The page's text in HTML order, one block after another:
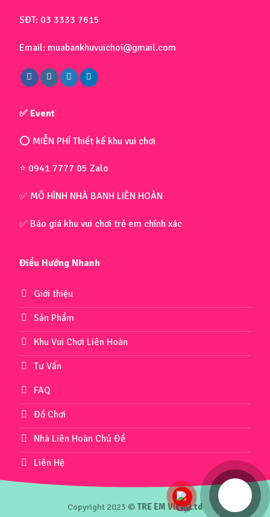
SĐT: 03 3333 7615
Email: muabankhuvuichoi@gmail.com
✅ Event
⭕ MIỄN PHÍ Thiết kế khu vui chơi
⭐ 0941 7777 05 Zalo
✅ MÔ HÌNH NHÀ BANH LIÊN HOÀN
✅ Báo giá khu vui chơi trẻ em chính xác
Điều Hướng Nhanh
Giới thiệu
Sản Phẩm
Khu Vui Chơi Liên Hoàn
Tư Vấn
FAQ
Đồ Chơi
Nhà Liên Hoàn Chủ Đề
Liên Hệ
Copyright 2023 ©TRE EM VIET.,Ltd